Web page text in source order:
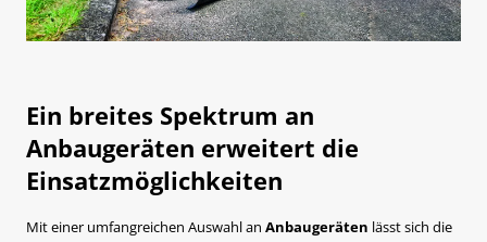
Ein breites Spektrum an
Anbaugeräten erweitert die
Einsatzmöglichkeiten
Mit einer umfangreichen Auswahl an Anbaugeräten lässt sich die